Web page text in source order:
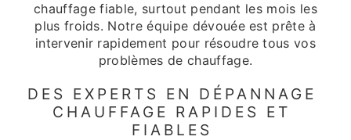
chauffage fiable, surtout pendant les mois les
plus froids. Notre équipe dévouée est prête à
intervenir rapidement pour résoudre tous vos
problèmes de chauffage.
DES EXPERTS EN DÉPANNAGE
CHAUFFAGE RAPIDES ET
FIABLES